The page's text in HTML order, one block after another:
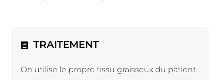
TRAITEMENT
On utilise le propre tissu graisseux du patient